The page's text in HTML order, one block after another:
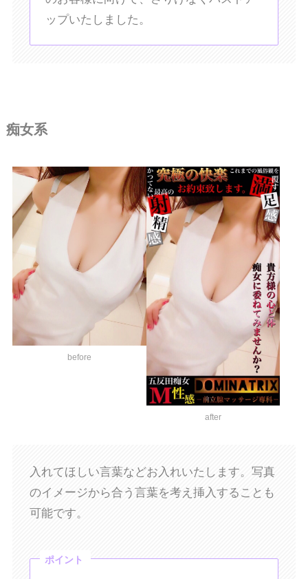
ップいたしました。
痴女系
before
after
入れてほしい言葉などお入れいたします。写真
のイメージから合う言葉を考え挿入することも
可能です。
ポイント